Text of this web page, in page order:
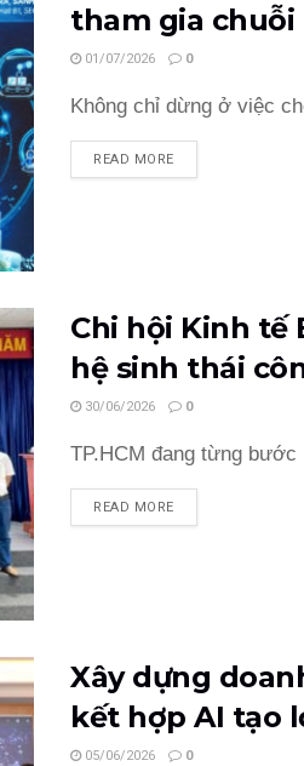
tham gia
01/07/2026 0
Không chỉ dừng ở việc
READ MORE
Chi hội Kinh tế
hệ sinh thái
30/06/2026 0
TP.HCM đang từng
READ MORE
Xây dựng
kết hợp AI tạo
05/06/2026 0